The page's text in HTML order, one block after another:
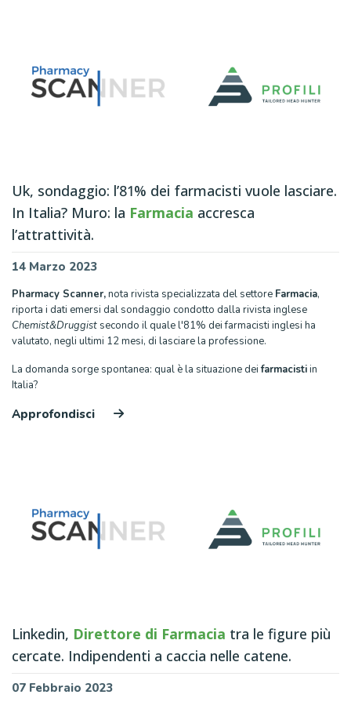
Uk, sondaggio: l’81% dei farmacisti vuole lasciare.
In Italia? Muro: la Farmacia accresca
l’attrattività.
14 Marzo 2023
Pharmacy Scanner,nota rivista specializzata del settore Farmacia,
riporta i dati emersi dal sondaggio condotto dalla rivista inglese
Chemist&Druggist secondo il quale l'81% dei farmacisti inglesi ha
valutato, negli ultimi 12 mesi, di lasciare la professione.
La domanda sorge spontanea: qual è la situazione deifarmacistiin
Italia?
Approfondisci
Linkedin, Direttore di Farmacia tra le figure più
cercate. Indipendenti a caccia nelle catene.
07 Febbraio 2023